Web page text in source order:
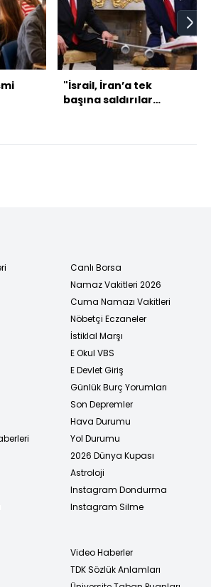
"İsrail, İran’a tek
başına saldırılar
Canlı Borsa
Namaz Vakitleri 2026
Cuma Namazı Vakitleri
Nöbetçi Eczaneler
İstiklal Marşı
E Okul VBS
E Devlet Giriş
Günlük Burç Yorumları
Son Depremler
Hava Durumu
Yol Durumu
2026 Dünya Kupası
Astroloji
Instagram Dondurma
Instagram Silme
Video Haberler
TDK Sözlük Anlamları